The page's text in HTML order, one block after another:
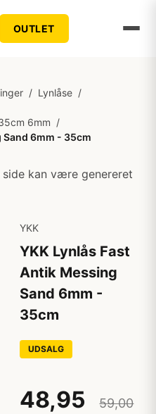
OUTLET
/ Lynlåse /
6mm /
Sand 6mm - 35cm
kan være genereret
YKK
YKK Lynlås Fast
Antik Messing
Sand 6mm -
35cm
UDSALG
48,95
59,00